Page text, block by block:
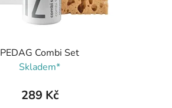
PEDAG Combi Set
Skladem*
289 Kč